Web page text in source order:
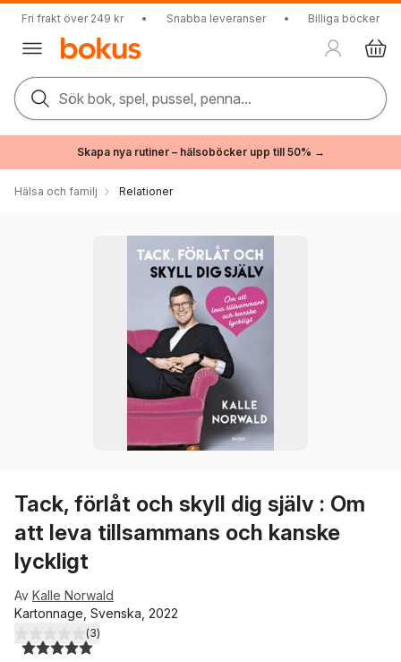
Fri frakt över 249 kr • Snabba leveranser • Billiga böcker
Sök bok, spel, pussel, penna...
Skapa nya rutiner – hälsoböcker upp till 50% →
Hälsa och familj Relationer
Tack, förlåt och skyll dig själv : Om
att leva tillsammans och kanske
lyckligt
Av Kalle Norwald
Kartonnage, Svenska, 2022
5,0utav 5 stjärnor. Totalt antal röster:
(3)